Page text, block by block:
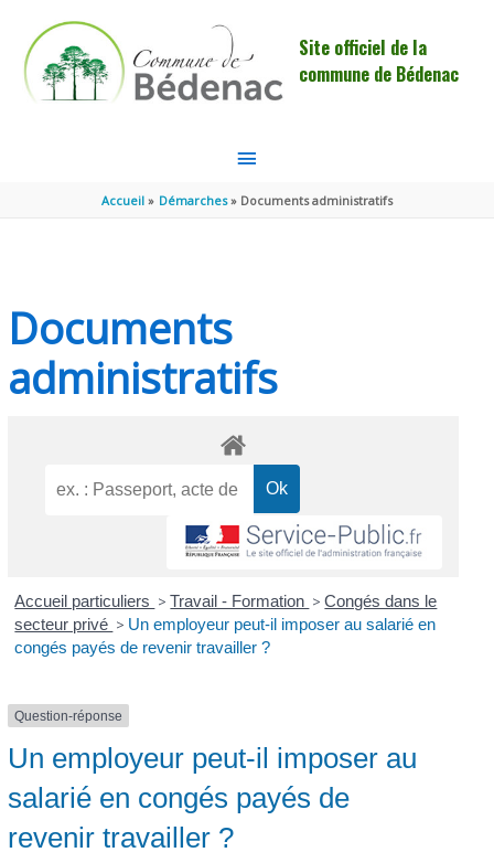
Site officiel de la
commune de Bédenac
MENU
PRINCIPAL
Accueil Démarches Documents administratifs
Documents
administratifs
Accueil particuliers > Travail - Formation > Congés dans le
secteur privé > Un employeur peut-il imposer au salarié en
congés payés de revenir travailler ?
Question-réponse
Un employeur peut-il imposer au
salarié en congés payés de
revenir travailler ?